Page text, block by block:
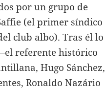
por un grupo de
(el primer síndico
club albo). Tras él lo
referente histórico
Hugo Sánchez,
Ronaldo Nazário